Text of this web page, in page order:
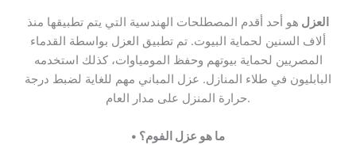
العزل هو أحد أقدم المصطلحات الهندسية التي يتم تطبيقها منذ
ألاف السنين لحماية البيوت. تم تطبيق العزل بواسطة القدماء
المصريين لحماية بيوتهم وحفظ المومياوات، كذلك استخدمه
البابليون في طلاء المنازل. عزل المباني مهم للغاية لضبط درجة
حرارة المنزل على مدار العام.
• ما هو عزل الفوم؟